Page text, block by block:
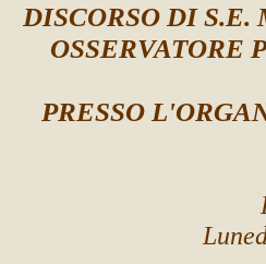
DISCORSO DI S.E.
OSSERVATORE
PRESSO